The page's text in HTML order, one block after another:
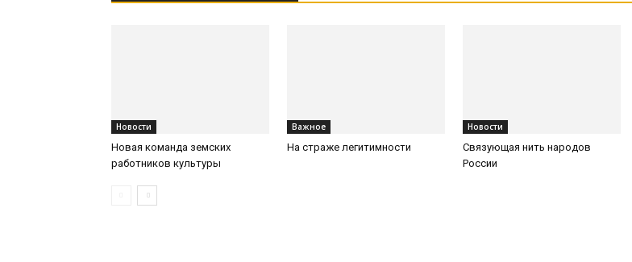
Новости
Новая команда земских
работников культуры
Важное
На страже легитимности
Новости
Связующая нить народов
России